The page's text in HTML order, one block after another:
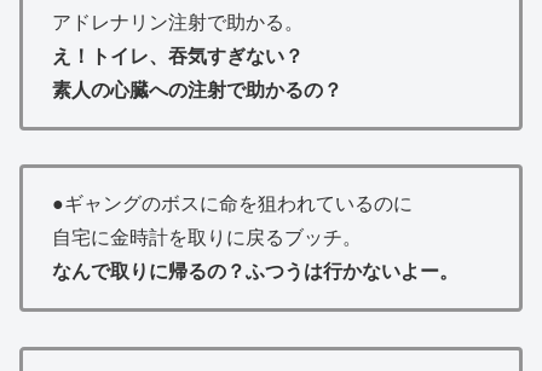
アドレナリン注射で助かる。
え！トイレ、吞気すぎない？
素人の心臓への注射で助かるの？
●ギャングのボスに命を狙われているのに
自宅に金時計を取りに戻るブッチ。
なんで取りに帰るの？ふつうは行かないよー。